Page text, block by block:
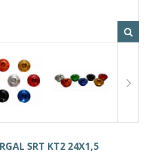
SRT KT2 24X1,5